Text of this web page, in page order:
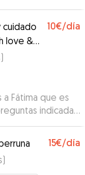
que han podido,
ha sido
cuidado
love &
10€/día
)
Fátima que es
indicadas.
se pueda :)
15€/día
)